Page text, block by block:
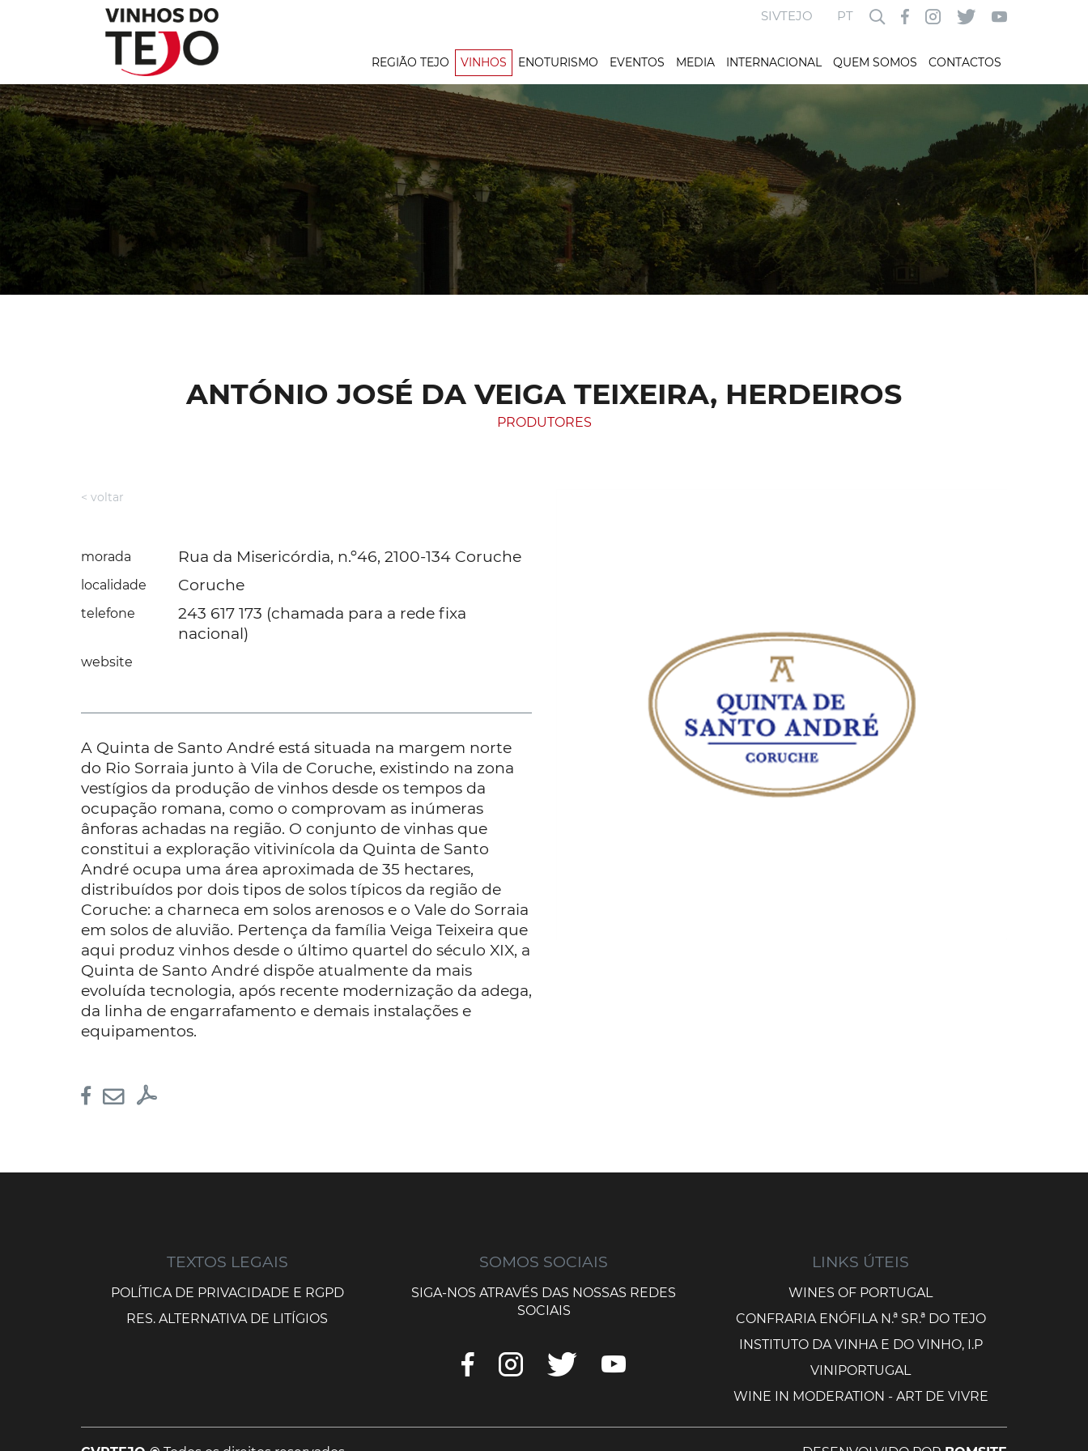
SIVTEJO PT
REGIÃO TEJO VINHOS ENOTURISMO EVENTOS MEDIA INTERNACIONAL QUEM SOMOS CONTACTOS
ANTÓNIO JOSÉ DA VEIGA TEIXEIRA, HERDEIROS
PRODUTORES
< voltar
morada Rua da Misericórdia, n.º46, 2100-134 Coruche
localidade Coruche
telefone
243 617 173 (chamada para a rede fixa
nacional)
website
A Quinta de Santo André está situada na margem norte
do Rio Sorraia junto à Vila de Coruche, existindo na zona
vestígios da produção de vinhos desde os tempos da
ocupação romana, como o comprovam as inúmeras
ânforas achadas na região. O conjunto de vinhas que
constitui a exploração vitivinícola da Quinta de Santo
André ocupa uma área aproximada de 35 hectares,
distribuídos por dois tipos de solos típicos da região de
Coruche: a charneca em solos arenosos e o Vale do Sorraia
em solos de aluvião. Pertença da família Veiga Teixeira que
aqui produz vinhos desde o último quartel do século XIX, a
Quinta de Santo André dispõe atualmente da mais
evoluída tecnologia, após recente modernização da adega,
da linha de engarrafamento e demais instalações e
equipamentos.
TEXTOS LEGAIS
POLÍTICA DE PRIVACIDADE E RGPD
RES. ALTERNATIVA DE LITÍGIOS
SOMOS SOCIAIS
SIGA-NOS ATRAVÉS DAS NOSSAS REDES
SOCIAIS
LINKS ÚTEIS
WINES OF PORTUGAL
CONFRARIA ENÓFILA N.ª SR.ª DO TEJO
INSTITUTO DA VINHA E DO VINHO, I.P
VINIPORTUGAL
WINE IN MODERATION - ART DE VIVRE